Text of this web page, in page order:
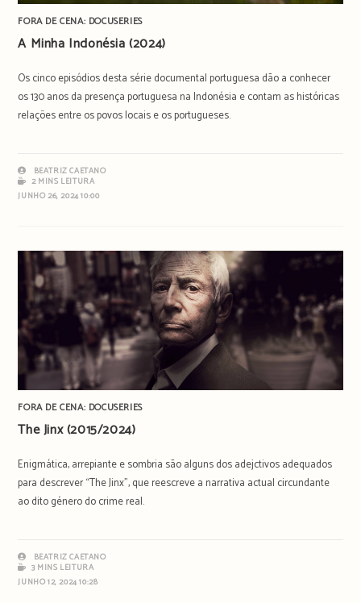
FORA DE CENA: DOCUSERIES
A Minha Indonésia (2024)
Os cinco episódios desta série documental portuguesa dão a conhecer
os 130 anos da presença portuguesa na Indonésia e contam as históricas
relações entre os povos locais e os portugueses.
BEATRIZ CAETANO
2 MINS LEITURA
JUNHO 26, 2024 10:00
FORA DE CENA: DOCUSERIES
The Jinx (2015/2024)
Enigmática, arrepiante e sombria são alguns dos adejctivos adequados
para descrever “The Jinx”, que reescreve a narrativa actual circundante
ao dito género do crime real.
BEATRIZ CAETANO
3 MINS LEITURA
JUNHO 12, 2024 10:28